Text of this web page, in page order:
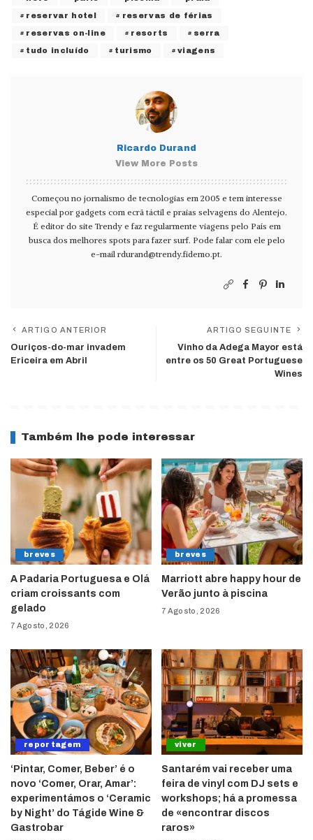
reservar hotel reservas de férias
reservas on-line resorts serra
tudo incluído turismo viagens
Ricardo Durand
View More Posts
Começou no jornalismo de tecnologias em 2005 e tem interesse
especial por gadgets com ecrã táctil e praias selvagens do Alentejo.
É editor do site Trendy e faz regularmente viagens pelo País em
busca dos melhores spots para fazer surf. Pode falar com ele pelo
e-mail rdurand@trendy.fidemo.pt.
ARTIGO ANTERIOR
Ouriços-do-mar invadem
Ericeira em Abril
ARTIGO SEGUINTE
Vinho da Adega Mayor está
entre os 50 Great Portuguese
Wines
Também lhe pode interessar
breves
A Padaria Portuguesa e Olá
criam croissants com
gelado
7 Agosto, 2026
breves
Marriott abre happy hour de
Verão junto à piscina
7 Agosto, 2026
reportagem
‘Pintar, Comer, Beber’ é o
novo ‘Comer, Orar, Amar’:
experimentámos o ‘Ceramic
by Night’ do Tágide Wine &
Gastrobar
viver
Santarém vai receber uma
feira de vinyl com DJ sets e
workshops; há a promessa
de «encontrar discos
raros»